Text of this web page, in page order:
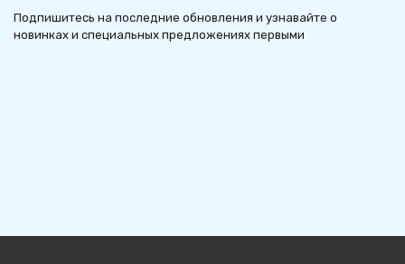
Подпишитесь на последние обновления и узнавайте о
новинках и специальных предложениях первыми